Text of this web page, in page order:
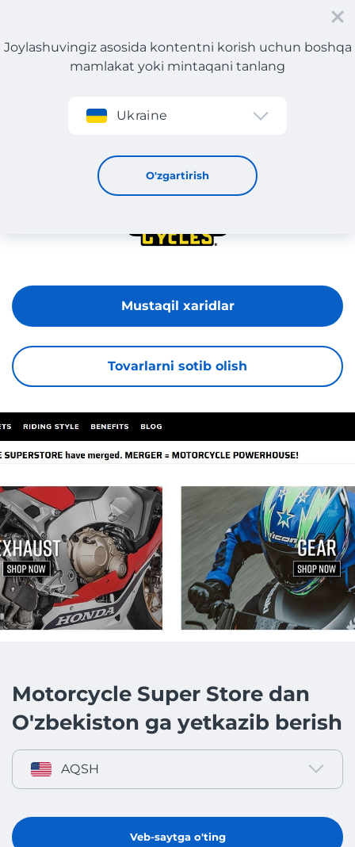
Roʻyxatdan oʻtish
Joylashuvingiz asosida kontentni korish uchun boshqa
mamlakat yoki mintaqani tanlang
Ukraine
O'zgartirish
Motorcycle Super Store
Tovarlarni sotib olish
Mustaqil xaridlar
Motorcycle Super Store dan
O'zbekiston ga yetkazib berish
AQSH
Veb-saytga o'ting